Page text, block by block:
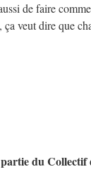
de faire
ça veut dire que
du Collectif